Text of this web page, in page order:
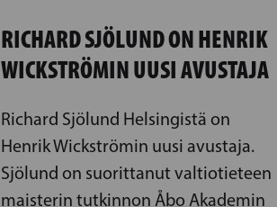
RICHARD SJÖLUND ON HENRIK
WICKSTRÖMIN UUSI AVUSTAJA
Richard Sjölund Helsingistä on
Henrik Wickströmin uusi avustaja.
Sjölund on suorittanut valtiotieteen
maisterin tutkinnon Åbo Akademin